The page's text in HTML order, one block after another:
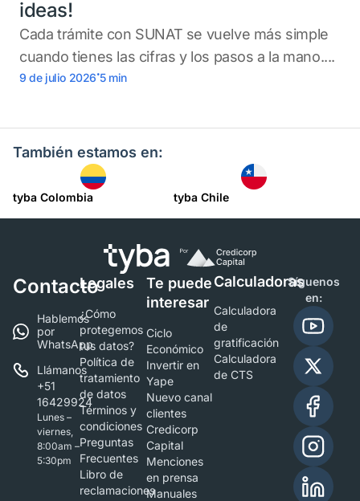
ideas!
Cada trámite con SUNAT se vuelve más simple
cuando tienes las cifras y los pasos a la mano....
9 de julio 2026.5 min
También estamos en:
tyba Colombia tyba Chile
Contacto
Hablemos
por
WhatsApp
Llámanos
+51
16429924
Lunes –
viernes,
8:00am –
5:30pm
Legales
¿Cómo
protegemos
tus datos?
Política de
tratamiento
de datos
Términos y
condiciones
Preguntas
Frecuentes
Libro de
reclamaciones
Te puede
interesar
Ciclo
Económico
Invertir en
Yape
Nuevo canal
clientes
Credicorp
Capital
Menciones
en prensa
Manuales
Calculadoras
Calculadora
de
gratificación
Calculadora
de CTS
Síguenos
en: